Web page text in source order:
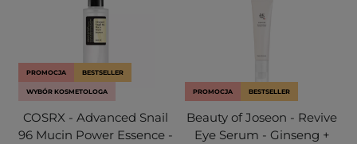
PROMOCJA BESTSELLER
WYBÓR KOSMETOLOGA
COSRX - Advanced Snail
96 Mucin Power Essence -
PROMOCJA BESTSELLER
Beauty of Joseon - Revive
Eye Serum - Ginseng +